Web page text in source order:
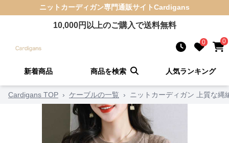
ニットカーディガン専門通販サイトCardigans
10,000円以上のご購入で送料無料
0 0
新着商品 商品を検索 人気ランキング
Cardigans TOP › ケーブルの一覧 › ニットカーディガン 上質な